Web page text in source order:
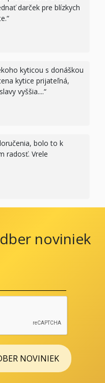
darček pre blízkych
kyticou s donáškou
kytice prijateľná,
vyššia....
bolo to k
radosť. Vrele
noviniek
NOVINIEK